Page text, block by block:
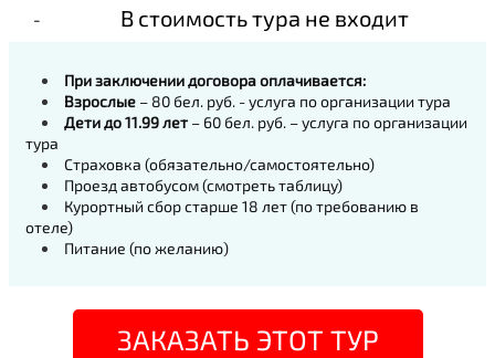
В стоимость тура не входит
При заключении договора оплачивается:
Взрослые – 80 бел. руб. - услуга по организации тура
Дети до 11.99 лет – 60 бел. руб. – услуга по организации
тура
Страховка (обязательно/самостоятельно)
Проезд автобусом (смотреть таблицу)
Курортный сбор старше 18 лет (по требованию в
отеле)
Питание (по желанию)
ЗАКАЗАТЬ ЭТОТ ТУР